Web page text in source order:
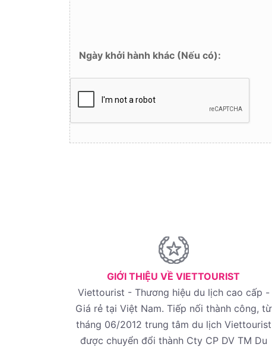
Ngày khởi hành khác (Nếu có):
GIỚI THIỆU VỀ VIETTOURIST
Viettourist - Thương hiệu du lịch cao cấp -
Giá rẻ tại Việt Nam. Tiếp nối thành công, từ
tháng 06/2012 trung tâm du lịch Viettourist
được chuyển đổi thành Cty CP DV TM Du